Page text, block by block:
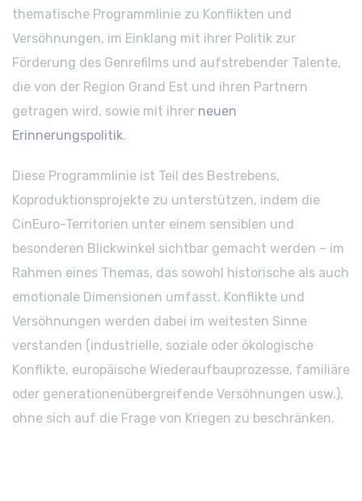
thematische Programmlinie zu Konflikten und
Versöhnungen, im Einklang mit ihrer Politik zur
Förderung des Genrefilms und aufstrebender Talente,
die von der Region Grand Est und ihren Partnern
getragen wird, sowie mit ihrer neuen
Erinnerungspolitik.
Diese Programmlinie ist Teil des Bestrebens,
Koproduktionsprojekte zu unterstützen, indem die
CinEuro-Territorien unter einem sensiblen und
besonderen Blickwinkel sichtbar gemacht werden – im
Rahmen eines Themas, das sowohl historische als auch
emotionale Dimensionen umfasst. Konflikte und
Versöhnungen werden dabei im weitesten Sinne
verstanden (industrielle, soziale oder ökologische
Konflikte, europäische Wiederaufbauprozesse, familiäre
oder generationenübergreifende Versöhnungen usw.),
ohne sich auf die Frage von Kriegen zu beschränken.